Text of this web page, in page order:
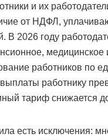
и их
от НДФЛ,
В 2026 году
медицинское
работников по
работнику
тариф снижается
есть исключения: